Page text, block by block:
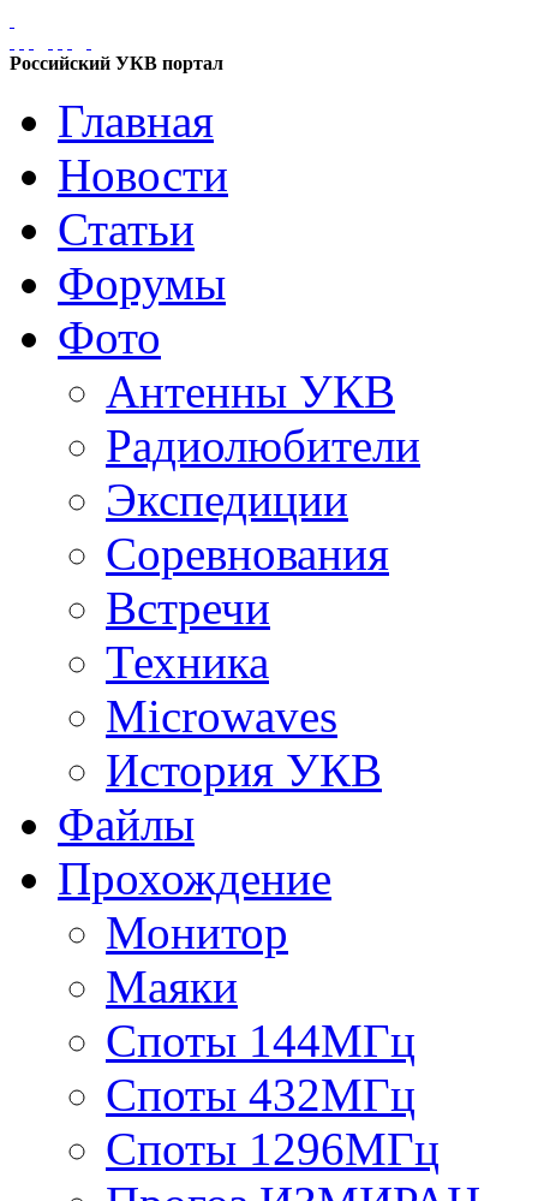
Российский УКВ портал
Главная
Новости
Статьи
Форумы
Фото
Антенны УКВ
Радиолюбители
Экспедиции
Соревнования
Встречи
Техника
Microwaves
История УКВ
Файлы
Прохождение
Монитор
Маяки
Споты 144МГц
Споты 432МГц
Споты 1296МГц